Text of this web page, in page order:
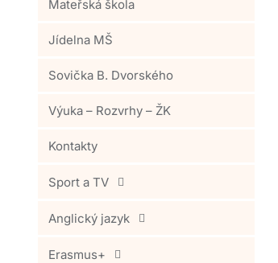
Mateřská škola
Jídelna MŠ
Sovička B. Dvorského
Výuka – Rozvrhy – ŽK
Kontakty
Sport a TV
Anglický jazyk
Erasmus+